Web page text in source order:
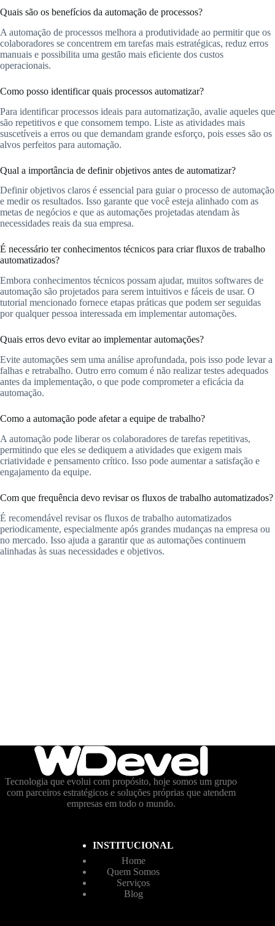
Quais são os benefícios da automação de processos?
A automação de processos melhora a produtividade ao permitir que os
colaboradores se concentrem em tarefas mais estratégicas, reduz erros
manuais e possibilita uma gestão mais eficiente dos custos
operacionais.
Como posso identificar quais processos automatizar?
Para identificar processos ideais para automatização, avalie aqueles que
são repetitivos e que consomem tempo. Liste as atividades mais
suscetíveis a erros ou que demandam grande esforço, pois esses são os
alvos perfeitos para automação.
Qual a importância de definir objetivos antes de automatizar?
Definir objetivos claros é essencial para guiar o processo de automação
e medir os resultados. Isso garante que você esteja alinhado com as
metas de negócios e que as automações projetadas atendam às
necessidades reais da sua empresa.
É necessário ter conhecimentos técnicos para criar fluxos de trabalho
automatizados?
Embora conhecimentos técnicos possam ajudar, muitos softwares de
automação são projetados para serem intuitivos e fáceis de usar. O
tutorial mencionado fornece etapas práticas que podem ser seguidas
por qualquer pessoa interessada em implementar automações.
Quais erros devo evitar ao implementar automações?
Evite automações sem uma análise aprofundada, pois isso pode levar a
falhas e retrabalho. Outro erro comum é não realizar testes adequados
antes da implementação, o que pode comprometer a eficácia da
automação.
Como a automação pode afetar a equipe de trabalho?
A automação pode liberar os colaboradores de tarefas repetitivas,
permitindo que eles se dediquem a atividades que exigem mais
criatividade e pensamento crítico. Isso pode aumentar a satisfação e
engajamento da equipe.
Com que frequência devo revisar os fluxos de trabalho automatizados?
É recomendável revisar os fluxos de trabalho automatizados
periodicamente, especialmente após grandes mudanças na empresa ou
no mercado. Isso ajuda a garantir que as automações continuem
alinhadas às suas necessidades e objetivos.
Tecnologia que evolui com propósito, hoje somos um grupo
com parceiros estratégicos e soluções próprias que atendem
empresas em todo o mundo.
INSTITUCIONAL
Home
Quem Somos
Serviços
Blog